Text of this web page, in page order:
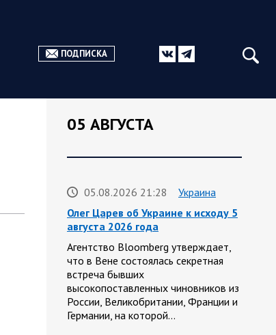
ПОДПИСКА
05 АВГУСТА
05.08.2026 21:28
Украина
Олег Царев об Украине к исходу 5
августа 2026 года
Агентство Bloomberg утверждает,
что в Вене состоялась секретная
встреча бывших
высокопоставленных чиновников из
России, Великобритании, Франции и
Германии, на которой…